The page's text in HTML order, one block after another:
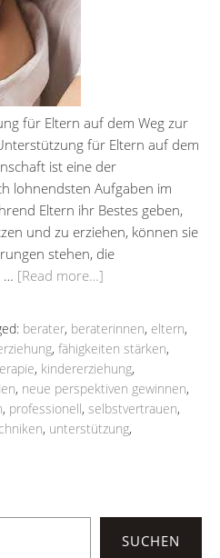
für Eltern auf dem Weg zur
für Eltern auf dem
ist eine der
lohnendsten Aufgaben im
Eltern ihr Bestes geben,
und zu erziehen, können sie
stehen, die
… [Read more…]
berater, beraterinnen, eltern,
, fähigkeiten stärken,
, kindererziehung,
, neue perspektiven gewinnen,
, professionell, selbstvertrauen,
, unterstützung,
SUCHEN